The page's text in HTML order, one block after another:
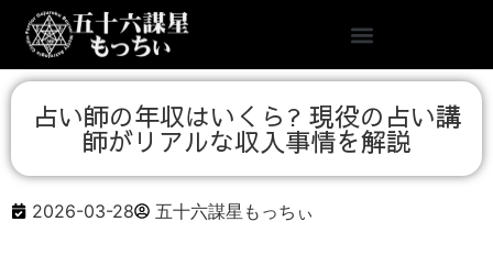
占い師の年収はいくら? 現役の占い講
師がリアルな収入事情を解説
2026-03-28 五十六謀星もっちぃ